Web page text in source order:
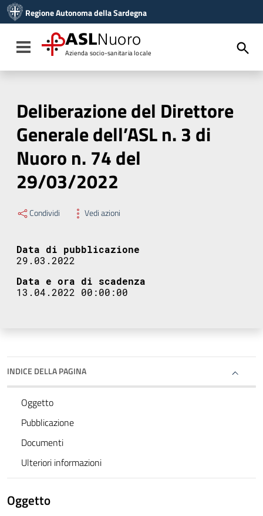
Vai al menu di navigazione
Vai al footer
Regione Autonoma della Sardegna
Toggle navigation
ASLNuoro
Azienda socio-sanitaria locale
Deliberazione del Direttore
Generale dell’ASL n. 3 di
Nuoro n. 74 del
29/03/2022
Condividi Vedi azioni
Data di pubblicazione
29.03.2022
Data e ora di scadenza
13.04.2022 00:00:00
INDICE DELLA PAGINA
Oggetto
Pubblicazione
Documenti
Ulteriori informazioni
Oggetto